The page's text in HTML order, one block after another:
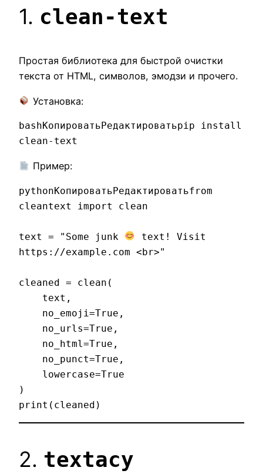
1. clean-text
Простая библиотека для быстрой очистки
текста от HTML, символов, эмодзи и прочего.
Установка:
bashКопироватьРедактироватьpip install
Пример:
pythonКопироватьРедактироватьfrom
cleantext import clean
text = "Some junk
text! Visit
https://example.com <br>"
cleaned = clean(
)
2. textacy